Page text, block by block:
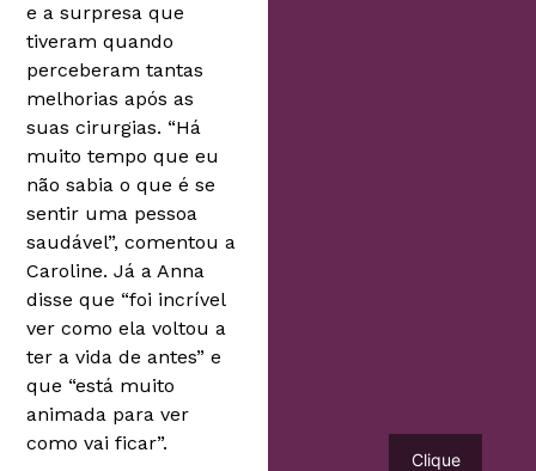
e a surpresa que
tiveram quando
perceberam tantas
melhorias após as
suas cirurgias. “Há
muito tempo que eu
não sabia o que é se
sentir uma pessoa
saudável”, comentou a
Caroline. Já a Anna
disse que “foi incrível
ver como ela voltou a
ter a vida de antes” e
que “está muito
animada para ver
como vai ficar”.
Clique